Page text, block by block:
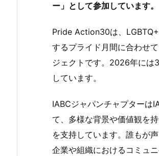
ー」として参加しています。
Pride Action30は、
するプライド月間に合わせ
ジェクトです。2026年には
しています。
IABCジャパンチャプターは
て、多様な背景や価値観を
を支持しています。誰もが
企業や組織におけるコミュ